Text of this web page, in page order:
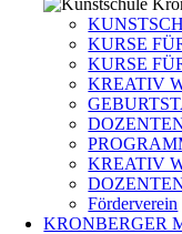
KURSE
KURSE
KREATIV
KREATIV
Förderverein
KRONBERGER